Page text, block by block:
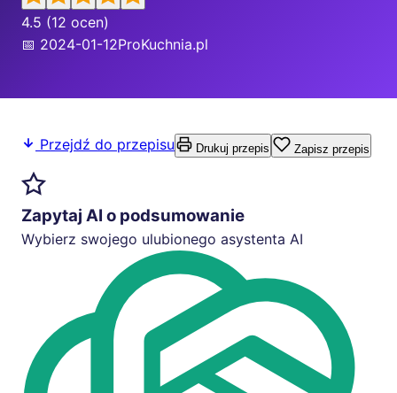
4.5 (12 ocen)
📅 2024-01-12ProKuchnia.pl
Przejdź do przepisu Drukuj przepis Zapisz przepis
Zapytaj AI o podsumowanie
Wybierz swojego ulubionego asystenta AI